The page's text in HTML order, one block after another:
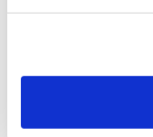
25.06.2026
Natureza e
no verão 2026